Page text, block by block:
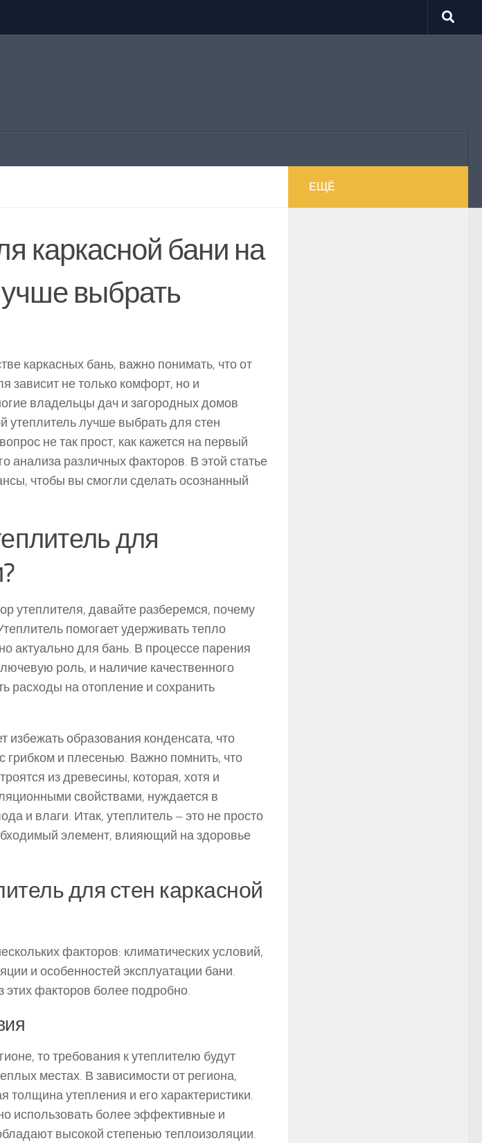
каркасной бани на
выбрать
каркасных бань, важно понимать, что от
зависит не только комфорт, но и
владельцы дач и загородных домов
утеплитель лучше выбрать для стен
не так прост, как кажется на первый
анализа различных факторов. В этой статье
чтобы вы смогли сделать осознанный
для
утеплителя, давайте разберемся, почему
помогает удерживать тепло
актуально для бань. В процессе парения
роль, и наличие качественного
расходы на отопление и сохранить
избежать образования конденсата, что
грибком и плесенью. Важно помнить, что
из древесины, которая, хотя и
свойствами, нуждается в
и влаги. Итак, утеплитель – это не просто
элемент, влияющий на здоровье
для стен каркасной
факторов: климатических условий,
и особенностей эксплуатации бани.
факторов более подробно.
то требования к утеплителю будут
местах. В зависимости от региона,
толщина утепления и его характеристики.
использовать более эффективные и
высокой степенью теплоизоляции.
ЕЩЁ